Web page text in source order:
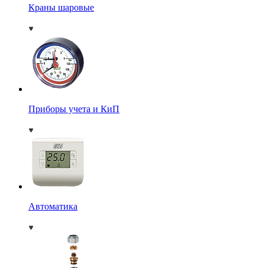
Краны шаровые
Приборы учета и КиП
Автоматика